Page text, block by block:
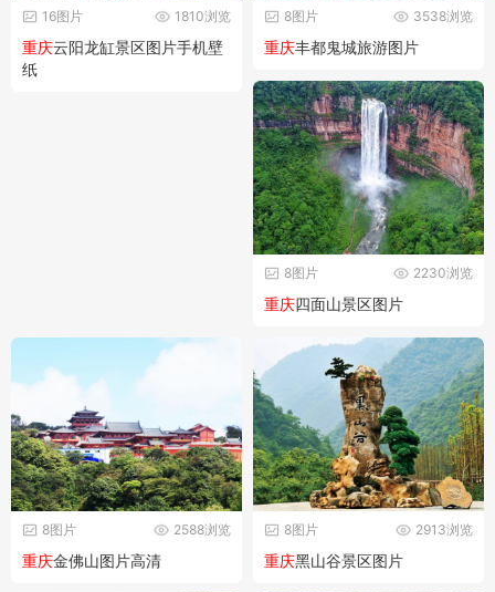
1810浏览
16图片
重庆云阳龙缸景区图片手机壁
纸
3538浏览
8图片
重庆丰都鬼城旅游图片
2230浏览
8图片
重庆四面山景区图片
2588浏览
8图片
重庆金佛山图片高清
2913浏览
8图片
重庆黑山谷景区图片